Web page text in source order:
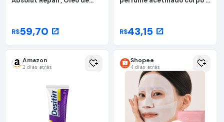
Danificados, Proteína e
R$59,70 open_in_new
R$43,15 open_in_new
Amazon
2 dias atrás heart_plus Shopee
4 dias atrás heart_plus